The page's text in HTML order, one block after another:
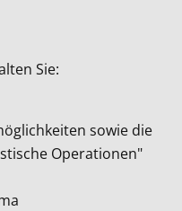
Sie:
sowie die
Operationen"